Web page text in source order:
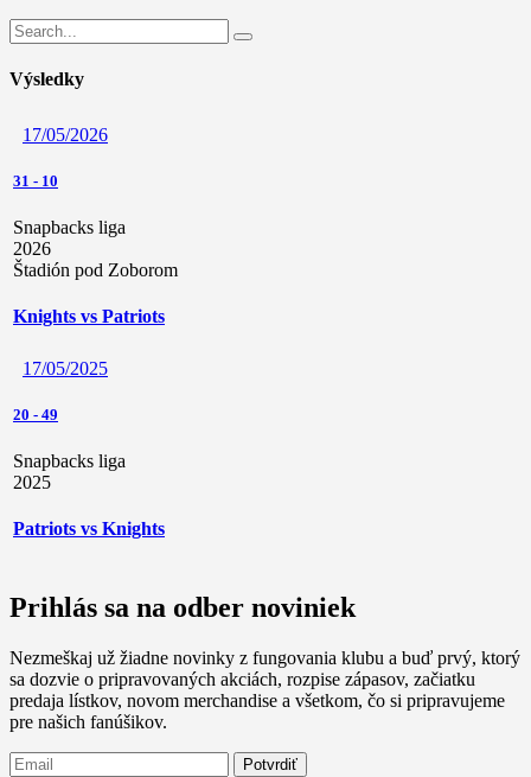
Výsledky
17/05/2026
31 - 10
Snapbacks liga
2026
Štadión pod Zoborom
Knights vs Patriots
17/05/2025
20 - 49
Snapbacks liga
2025
Patriots vs Knights
Prihlás sa na odber noviniek
Nezmeškaj už žiadne novinky z fungovania klubu a buď prvý, ktorý
sa dozvie o pripravovaných akciách, rozpise zápasov, začiatku
predaja lístkov, novom merchandise a všetkom, čo si pripravujeme
pre našich fanúšikov.